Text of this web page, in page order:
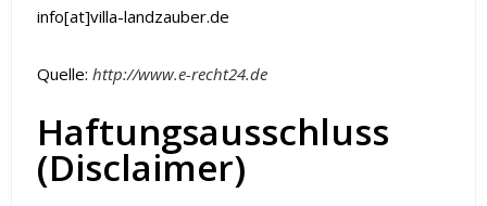
info[at]villa-landzauber.de
Quelle: http://www.e-recht24.de
Haftungsausschluss
(Disclaimer)